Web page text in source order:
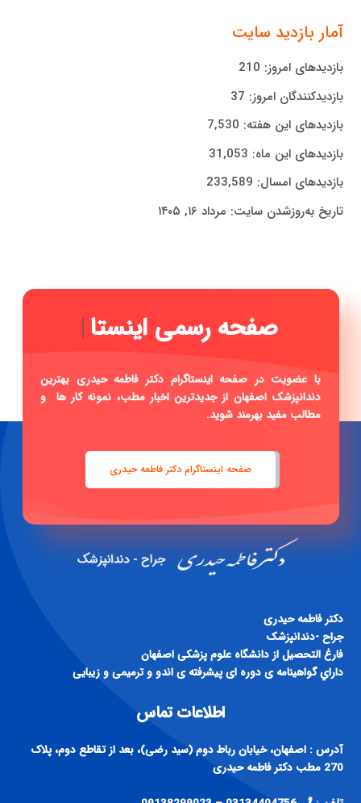
آمار بازدید سایت
بازدیدهای امروز: 210
بازدیدکنندگان امروز: 37
بازدیدهای این هفته: 7,530
بازدیدهای این ماه: 31,053
بازدیدهای امسال: 233,589
تاریخ به‌روزشدن سایت: مرداد ۱۶, ۱۴۰۵
صف|
با عضویت در صفحه اینستاگرام دکتر فاطمه حیدری بهترین
دندانپزشک اصفهان از جدیدترین اخبار مطب، نمونه کار ها و
مطالب مفید بهرمند شوید.
صفحه اینستاگرام دکتر فاطمه حیدری
دكتر فاطمه حيدری
جراح -دندانپزشک
فارغ التحصيل از دانشگاه علوم پزشكی اصفهان
داراي گواهينامه ی دوره ای پيشرفته ی اندو و ترميمی و زيبايی
اطلاعات تماس
آدرس : اصفهان، خیابان رباط دوم (سید رضی)، بعد از تقاطع دوم، پلاک
270 مطب دکتر فاطمه حیدری